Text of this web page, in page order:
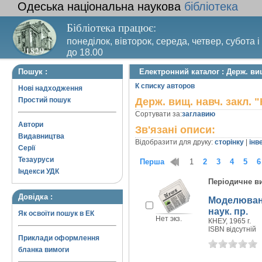
Одеська національна наукова бібліотека
Бібліотека працює:
понеділок, вівторок, середа, четвер, субота
до 18.00
Вихідний день – п’ятниця. Останній четвер
Пошук :
Нові надходження
Простий пошук
Автори
Видавництва
Серії
Тезауруси
Індекси УДК
Довідка :
Як освоїти пошук в ЕК
Приклади оформлення
бланка вимоги
Електронний каталог : Держ.
К списку авторов
Держ. вищ. навч. закл.
Сортувати за:заглавию
Зв'язані описи:
Відобразити для друку: сторінку
Перша 1 2 3 4 5 6
Нет экз.
Періодичне
наук. пр.
КНЕУ, 1965 г.
ISBN відсутній